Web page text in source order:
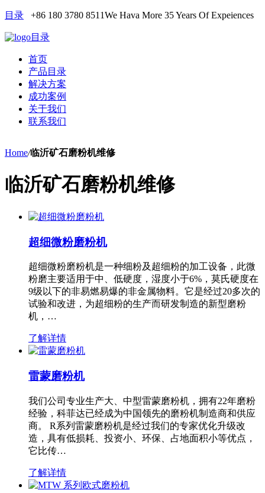
目录 +86 180 3780 8511We Hava More 35 Years Of Expeiences
目录
首页
产品目录
解决方案
成功案例
关于我们
联系我们
Home/临沂矿石磨粉机维修
临沂矿石磨粉机维修
超细微粉磨粉机
超细微粉磨粉机是一种细粉及超细粉的加工设备，此微
粉磨主要适用于中、低硬度，湿度小于6%，莫氏硬度在
9级以下的非易燃易爆的非金属物料。它是经过20多次的
试验和改进，为超细粉的生产而研发制造的新型磨粉
机，…
了解详情
雷蒙磨粉机
我们公司专业生产大、中型雷蒙磨粉机，拥有22年磨粉
经验，科菲达已经成为中国领先的磨粉机制造商和供应
商。 R系列雷蒙磨粉机是经过我们的专家优化升级改
造，具有低损耗、投资小、环保、占地面积小等优点，
它比传…
了解详情